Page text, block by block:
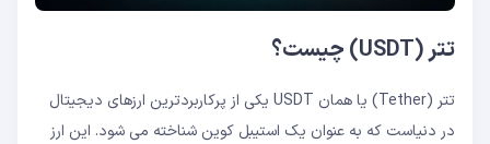
چقدر طول می کشد تا تتر به لیر ترکیه تبدیل شود؟
حداقل مقدار تتر برای تبدیل به لیر ترکیه چقدر است؟
آیا می توان با لیر ترکیه ای که دریافت می کنیم در
ترکیه خرید کنیم؟
تتر (USDT) چیست؟
تتر (Tether) یا همان USDT یکی از پرکاربردترین ارزهای دیجیتال
در دنیاست که به عنوان یک استیبل کوین شناخته می شود. این ارز